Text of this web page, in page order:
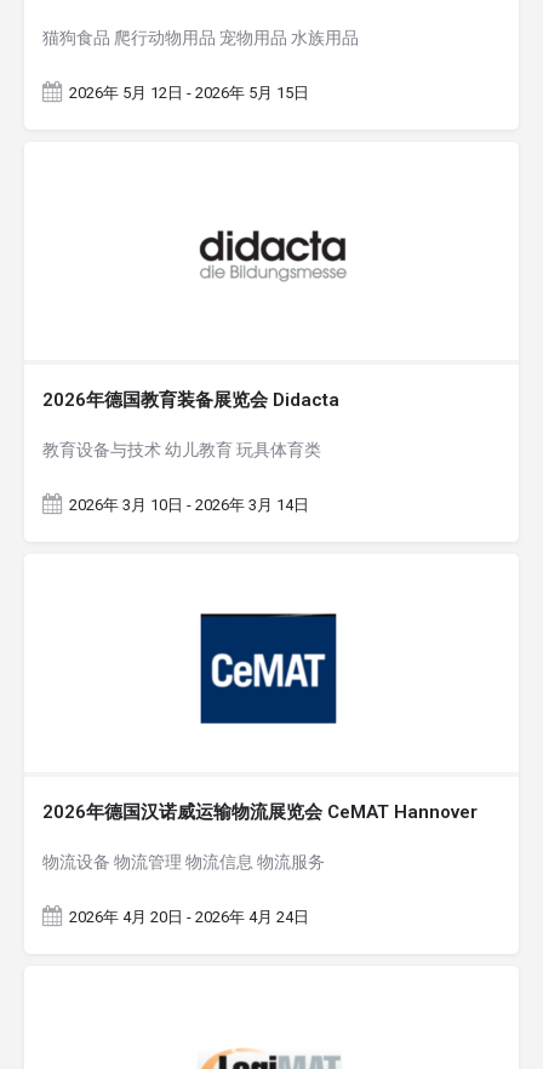
猫狗食品 爬行动物用品 宠物用品 水族用品
2026年 5月 12日 - 2026年 5月 15日
2026年德国教育装备展览会 Didacta
教育设备与技术 幼儿教育 玩具体育类
2026年 3月 10日 - 2026年 3月 14日
2026年德国汉诺威运输物流展览会 CeMAT Hannover
物流设备 物流管理 物流信息 物流服务
2026年 4月 20日 - 2026年 4月 24日